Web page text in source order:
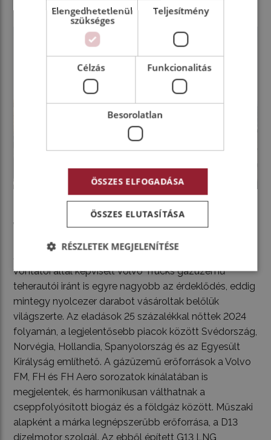
Volvo sikerek!
A VIARENT bérjárműkínálatában népszerű nyerges
vontatói által képviselt Volvo Trucks gázüzemű
teherautói iránt is egyre nagyobb az érdeklődés, eddig
mintegy nyolcezer darabot vásároltak belőlük
világszerte. Az eladások 25 százalékkal nőttek 2024
folyamán, a legjelentősebb piacok között Svédország,
Norvégia, Hollandia, Spanyolország és az Egyesült
Királyság említhető. A gázüzemű erőforrások a Volvo
FM, FH és FH Aero sorozatok kínálatában is
megjelentek, és harmonikusan válthatnak a
cseppfolyósított biogáz és a földgáz között. Műszaki
alapként a márka legnépszerűbb erőforrása, a D13
dízelmotor szolgál. Az ebből épített G13 LNG
Elengedhetetlenül
szükséges
Teljesítmény
Célzás Funkcionalitás
Besorolatlan
ÖSSZES ELFOGADÁSA
ÖSSZES ELUTASÍTÁSA
RÉSZLETEK MEGJELENÍTÉSE